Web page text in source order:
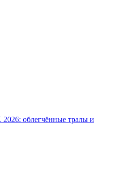
облегчённые тралы и